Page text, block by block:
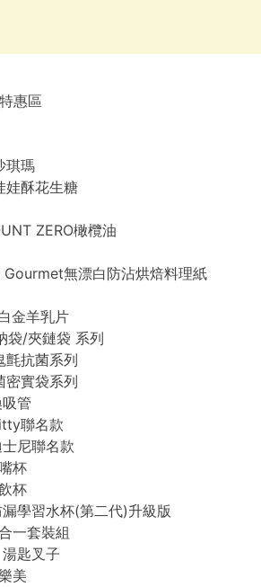
惠區
琪瑪
娃酥花生糖
ZERO橄欖油
無漂白防沾烘焙料理紙
金羊乳片
袋/夾鏈袋 系列
氈抗菌系列
密實袋系列
管
聯名款
尼聯名款
杯
杯
學習水杯(第二代)升級版
一套裝組
匙叉子
美